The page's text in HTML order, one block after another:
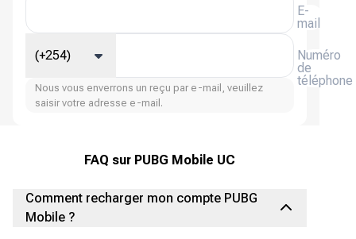
E-
mail
Numéro
de
téléphone
(+254)
Nous vous enverrons un reçu par e-mail, veuillez
saisir votre adresse e-mail.
FAQ sur PUBG Mobile UC
Comment recharger mon compte PUBG
Mobile ?